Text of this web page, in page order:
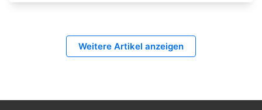
Weitere Artikel anzeigen